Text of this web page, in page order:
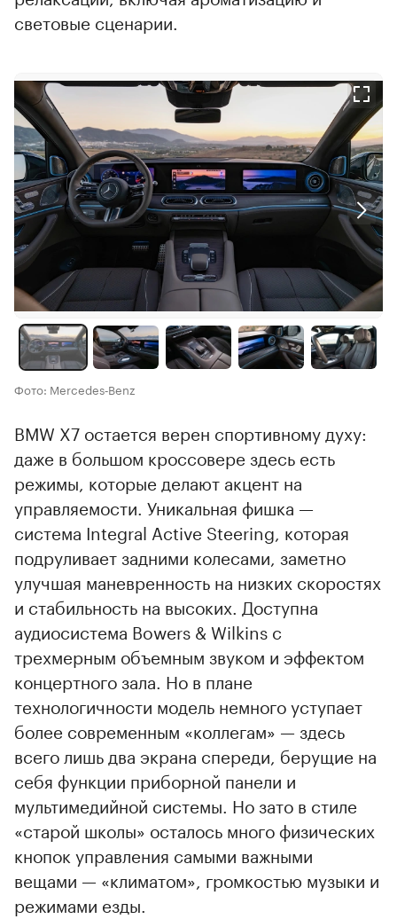
световые сценарии.
Фото: Mercedes‑Benz
BMW X7 остается верен спортивному духу:
даже в большом кроссовере здесь есть
режимы, которые делают акцент на
управляемости. Уникальная фишка —
система Integral Active Steering, которая
подруливает задними колесами, заметно
улучшая маневренность на низких скоростях
и стабильность на высоких. Доступна
аудиосистема Bowers & Wilkins с
трехмерным объемным звуком и эффектом
концертного зала. Но в плане
технологичности модель немного уступает
более современным «коллегам» — здесь
всего лишь два экрана спереди, берущие на
себя функции приборной панели и
мультимедийной системы. Но зато в стиле
«старой школы» осталось много физических
кнопок управления самыми важными
вещами — «климатом», громкостью музыки и
режимами езды.